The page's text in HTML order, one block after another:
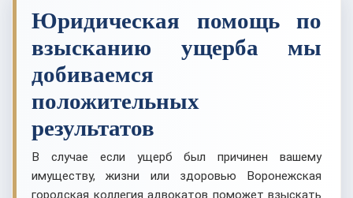
Юридическая помощь по
взысканию ущерба мы
добиваемся
положительных
результатов
В случае если ущерб был причинен вашему
имуществу, жизни или здоровью Воронежская
городская коллегия адвокатов поможет взыскать